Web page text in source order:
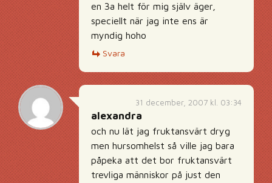
en 3a helt för mig själv äger,
speciellt när jag inte ens är
myndig hoho
Svara
31 december, 2007 kl. 03:34
alexandra
och nu lät jag fruktansvärt dryg
men hursomhelst så ville jag bara
påpeka att det bor fruktansvärt
trevliga människor på just den